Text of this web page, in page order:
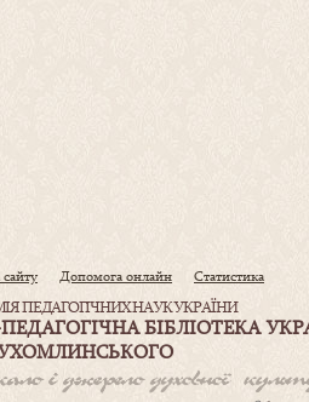
Допомога онлайн Статистика
ПЕДАГОГІЧНИХ НАУК УКРАЇНИ
БІБЛІОТЕКА